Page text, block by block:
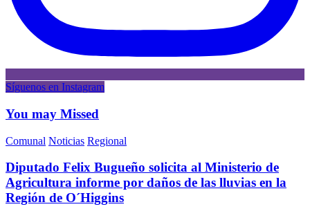
Síguenos en Instagram
You may Missed
Comunal Noticias Regional
Diputado Felix Bugueño solicita al Ministerio de
Agricultura informe por daños de las lluvias en la
Región de O´Higgins